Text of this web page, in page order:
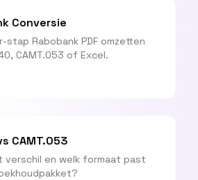
Conversie
stap Rabobank PDF omzetten
CAMT.053 of Excel.
CAMT.053
verschil en welk formaat past